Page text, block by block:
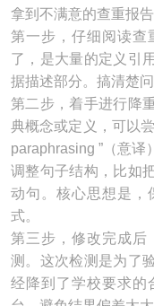
拿到不满意的查重报
第一步，仔细阅读查
了，是大量的定义引
据描述部分。搞清楚
第二步，着手进行降
典概念或定义，可以
paraphrasing ”（意
调整句子结构，比如
动句。核心思想是，
式。
第三步，修改完成后
测。这次检测是为了
经降到了学校要求的